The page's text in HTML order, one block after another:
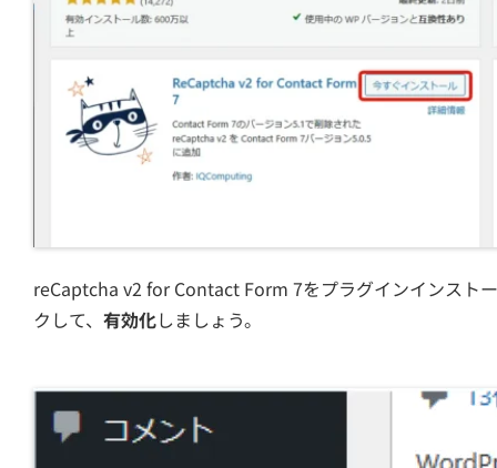
reCaptcha v2 for Contact Form 7をプラグインインスト
クして、 有効化しましょう。